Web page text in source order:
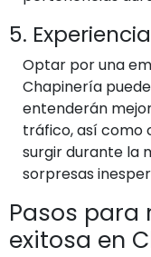
5.
Optar por una
Chapinería
entenderán
tráfico, así como
surgir durante la
sorpresas
Pasos para
exitosa en